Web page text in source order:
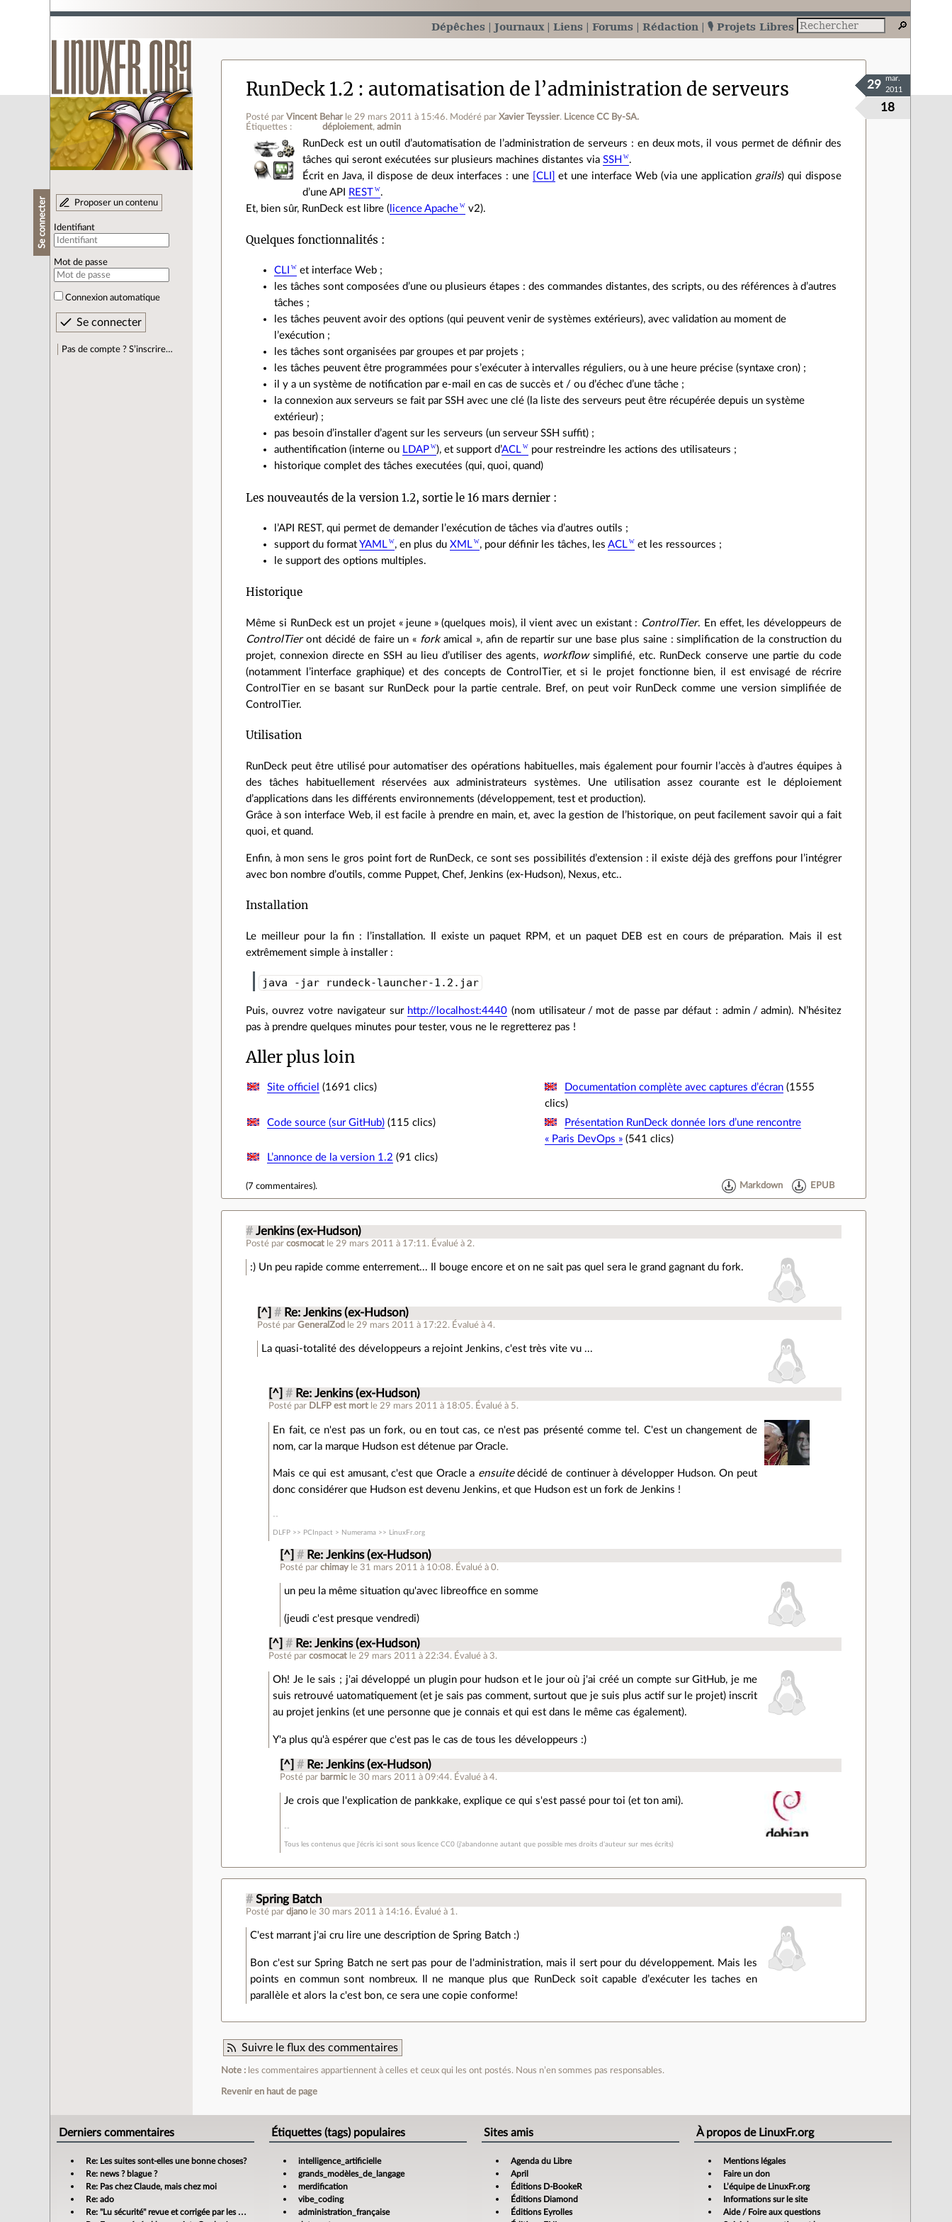
Dépêches Journaux Liens Forums Rédaction 🎙️ Projets Libres
Se connecter Proposer un contenu
Identifiant
Mot de passe
Connexion automatique
Pas de compte ? S’inscrire…
RunDeck 1.2 : automatisation de l’administration de serveurs
Posté par Vincent Behar le 29 mars 2011 à 15:46. Modéré par Xavier Teyssier. Licence CC By‑SA.
Étiquettes :
déploiement admin
18
29
mar.
2011
RunDeck est un outil d’automatisation de l’administration de serveurs : en deux mots, il vous permet de définir des
tâches qui seront exécutées sur plusieurs machines distantes viaSSH
.
Écrit en Java, il dispose de deux interfaces : une
[CLI] et une interface Web (via une application grails) qui dispose
d’une API
REST
.
Et, bien sûr, RunDeck est libre ( licence Apache v2).
Quelques fonctionnalités :
CLI
et interface Web ;
les tâches sont composées d’une ou plusieurs étapes : des commandes distantes, des scripts, ou des références à d’autres
tâches ;
les tâches peuvent avoir des options (qui peuvent venir de systèmes extérieurs), avec validation au moment de
l’exécution ;
les tâches sont organisées par groupes et par projets ;
les tâches peuvent être programmées pour s’exécuter à intervalles réguliers, ou à une heure précise (syntaxe cron) ;
il y a un système de notification par e-mail en cas de succès et / ou d’échec d’une tâche ;
la connexion aux serveurs se fait par SSH avec une clé (la liste des serveurs peut être récupérée depuis un système
extérieur) ;
pas besoin d’installer d’agent sur les serveurs (un serveur SSH suffit) ;
authentification (interne ou LDAP ), et support d’ACL
pour restreindre les actions des utilisateurs ;
historique complet des tâches executées (qui, quoi, quand)
Les nouveautés de la version 1.2, sortie le 16 mars dernier :
l’API REST, qui permet de demander l’exécution de tâches via d’autres outils ;
support du formatYAML , en plus du XML , pour définir les tâches, lesACL
et les ressources ;
le support des options multiples.
Historique
Même si RunDeck est un projet « jeune » (quelques mois), il vient avec un existant : ControlTier. En effet, les développeurs de
ControlTieront décidé de faire un « forkamical », afin de repartir sur une base plus saine : simplification de la construction du
projet, connexion directe en SSH au lieu d’utiliser des agents, workflowsimplifié, etc. RunDeck conserve une partie du code
(notamment l’interface graphique) et des concepts de ControlTier, et si le projet fonctionne bien, il est envisagé de récrire
ControlTier en se basant sur RunDeck pour la partie centrale. Bref, on peut voir RunDeck comme une version simplifiée de
ControlTier.
Utilisation
RunDeck peut être utilisé pour automatiser des opérations habituelles, mais également pour fournir l’accès à d’autres équipes à
des tâches habituellement réservées aux administrateurs systèmes. Une utilisation assez courante est le déploiement
d’applications dans les différents environnements (développement, test et production).
Grâce à son interface Web, il est facile à prendre en main, et, avec la gestion de l’historique, on peut facilement savoir qui a fait
quoi, et quand.
Enfin, à mon sens le gros point fort de RunDeck, ce sont ses possibilités d’extension : il existe déjà des greffons pour l’intégrer
avec bon nombre d’outils, comme Puppet, Chef, Jenkins (ex-Hudson), Nexus, etc..
Installation
Le meilleur pour la fin : l’installation. Il existe un paquet RPM, et un paquet DEB est en cours de préparation. Mais il est
extrêmement simple à installer :
java -jar rundeck-launcher-1.2.jar
Puis, ouvrez votre navigateur sur http://localhost:4440 (nom utilisateur / mot de passe par défaut : admin / admin). N’hésitez
pas à prendre quelques minutes pour tester, vous ne le regretterez pas !
Aller plus loin
Site officiel (1691 clics) Documentation complète avec captures d’écran (1555
clics)
Code source (sur GitHub)(115 clics)
Présentation RunDeck donnée lors d’une rencontre
« Paris DevOps » (541 clics)
L’annonce de la version 1.2 (91 clics)
(7 commentaires). Markdown EPUB
# Jenkins (ex-Hudson)
Posté parcosmocat le 29 mars 2011 à 17:11 . Évalué à 2.
:) Un peu rapide comme enterrement... Il bouge encore et on ne sait pas quel sera le grand gagnant du fork.
[^] # Re: Jenkins (ex-Hudson)
Posté parGeneralZod le 29 mars 2011 à 17:22. Évalué à4.
La quasi-totalité des développeurs a rejoint Jenkins, c'est très vite vu ...
[^] # Re: Jenkins (ex-Hudson)
Posté par DLFP est mort le 29 mars 2011 à 18:05. Évalué à 5.
En fait, ce n'est pas un fork, ou en tout cas, ce n'est pas présenté comme tel. C'est un changement de
nom, car la marque Hudson est détenue par Oracle.
Mais ce qui est amusant, c'est que Oracle a ensuitedécidé de continuer à développer Hudson. On peut
donc considérer que Hudson est devenu Jenkins, et que Hudson est un fork de Jenkins !
DLFP >> PCInpact > Numerama >> LinuxFr.org
[^] # Re: Jenkins (ex-Hudson)
Posté parchimay le 31 mars 2011 à 10:08. Évalué à0.
un peu la même situation qu'avec libreoffice en somme
(jeudi c'est presque vendredi)
[^] # Re: Jenkins (ex-Hudson)
Posté parcosmocat le 29 mars 2011 à 22:34. Évalué à 3.
Oh! Je le sais ; j'ai développé un plugin pour hudson et le jour où j'ai créé un compte sur GitHub, je me
suis retrouvé uatomatiquement (et je sais pas comment, surtout que je suis plus actif sur le projet) inscrit
au projet jenkins (et une personne que je connais et qui est dans le même cas également).
Y'a plus qu'à espérer que c'est pas le cas de tous les développeurs :)
[^] # Re: Jenkins (ex-Hudson)
Posté par barmic le 30 mars 2011 à 09:44. Évalué à4.
Je crois que l'explication de pankkake, explique ce qui s'est passé pour toi (et ton ami).
Tous les contenus que j'écris ici sont sous licence CC0 (j'abandonne autant que possible mes droits d'auteur sur mes écrits)
# Spring Batch
Posté pardjano le 30 mars 2011 à 14:16. Évalué à 1 .
C'est marrant j'ai cru lire une description de Spring Batch :)
Bon c'est sur Spring Batch ne sert pas pour de l'administration, mais il sert pour du développement. Mais les
points en commun sont nombreux. Il ne manque plus que RunDeck soit capable d’exécuter les taches en
parallèle et alors la c'est bon, ce sera une copie conforme!
Suivre le flux des commentaires
Note : les commentaires appartiennent à celles et ceux qui les ont postés. Nous n’en sommes pas responsables.
Revenir en haut de page
Derniers commentaires
Re: Les suites sont-elles une bonne choses?
Re: news ? blague ?
Re: Pas chez Claude, mais chez moi
Re: ado
Re: "Lu sécurité" revue et corrigée par les banques
Étiquettes (tags) populaires
intelligence_artificielle
grands_modèles_de_langage
merdification
vibe_coding
administration_française
Sites amis
Agenda du Libre
April
Éditions D-BookeR
Éditions Diamond
Éditions Eyrolles
À propos de LinuxFr.org
Mentions légales
Faire un don
L’équipe de LinuxFr.org
Informations sur le site
Aide / Foire aux questions